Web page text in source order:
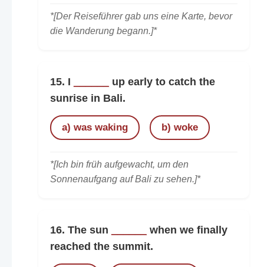
*[Der Reiseführer gab uns eine Karte, bevor
die Wanderung begann.]*
15. I
up early to catch the
sunrise in Bali.
a) was waking b) woke
*[Ich bin früh aufgewacht, um den
Sonnenaufgang auf Bali zu sehen.]*
16. The sun
when we finally
reached the summit.